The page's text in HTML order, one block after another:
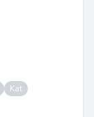
Kat